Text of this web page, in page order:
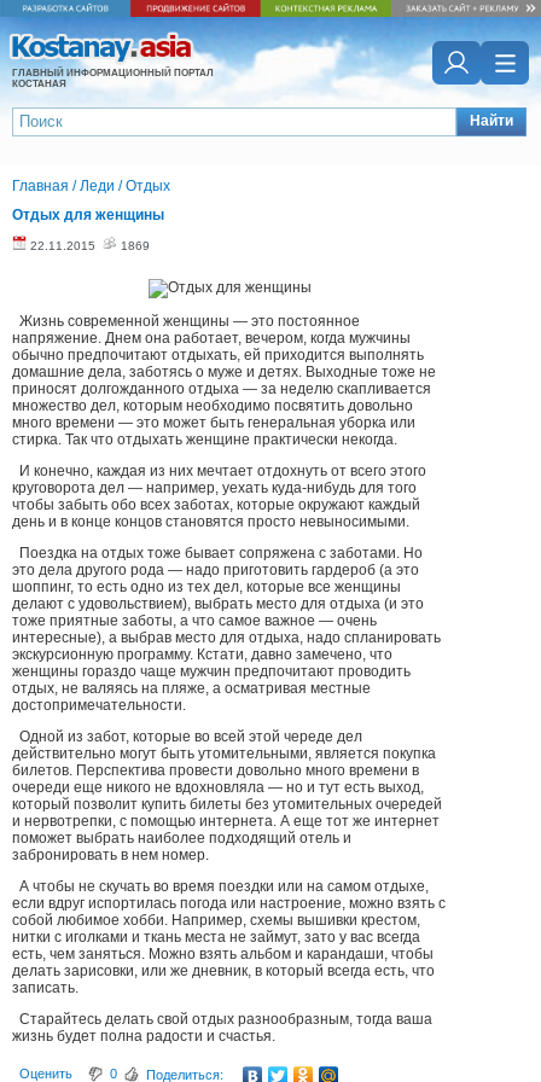
ГЛАВНЫЙ ИНФОРМАЦИОННЫЙ ПОРТАЛ
КОСТАНАЯ
Найти
Главная /Леди /Отдых
Отдых для женщины
22.11.2015 1869
Жизнь современной женщины — это постоянное
напряжение. Днем она работает, вечером, когда мужчины
обычно предпочитают отдыхать, ей приходится выполнять
домашние дела, заботясь о муже и детях. Выходные тоже не
приносят долгожданного отдыха — за неделю скапливается
множество дел, которым необходимо посвятить довольно
много времени — это может быть генеральная уборка или
стирка. Так что отдыхать женщине практически некогда.
И конечно, каждая из них мечтает отдохнуть от всего этого
круговорота дел — например, уехать куда-нибудь для того
чтобы забыть обо всех заботах, которые окружают каждый
день и в конце концов становятся просто невыносимыми.
Поездка на отдых тоже бывает сопряжена с заботами. Но
это дела другого рода — надо приготовить гардероб (а это
шоппинг, то есть одно из тех дел, которые все женщины
делают с удовольствием), выбрать место для отдыха (и это
тоже приятные заботы, а что самое важное — очень
интересные), а выбрав место для отдыха, надо спланировать
экскурсионную программу. Кстати, давно замечено, что
женщины гораздо чаще мужчин предпочитают проводить
отдых, не валяясь на пляже, а осматривая местные
достопримечательности.
Одной из забот, которые во всей этой череде дел
действительно могут быть утомительными, является покупка
билетов. Перспектива провести довольно много времени в
очереди еще никого не вдохновляла — но и тут есть выход,
который позволит купить билеты без утомительных очередей
и нервотрепки, с помощью интернета. А еще тот же интернет
поможет выбрать наиболее подходящий отель и
забронировать в нем номер.
А чтобы не скучать во время поездки или на самом отдыхе,
если вдруг испортилась погода или настроение, можно взять с
собой любимое хобби. Например, схемы вышивки крестом,
нитки с иголками и ткань места не займут, зато у вас всегда
есть, чем заняться. Можно взять альбом и карандаши, чтобы
делать зарисовки, или же дневник, в который всегда есть, что
записать.
Старайтесь делать свой отдых разнообразным, тогда ваша
жизнь будет полна радости и счастья.
Оценить 0 Поделиться: